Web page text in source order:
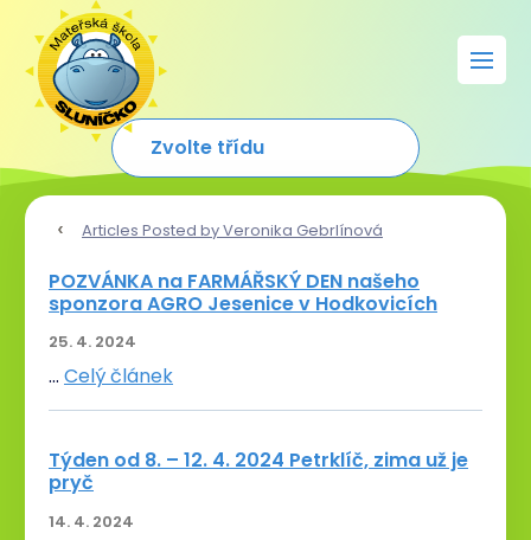
Articles Posted by Veronika Gebrlínová
POZVÁNKA na FARMÁŘSKÝ DEN našeho
sponzora AGRO Jesenice v Hodkovicích
25. 4. 2024
… Celý článek
Týden od 8. – 12. 4. 2024 Petrklíč, zima už je
pryč
14. 4. 2024